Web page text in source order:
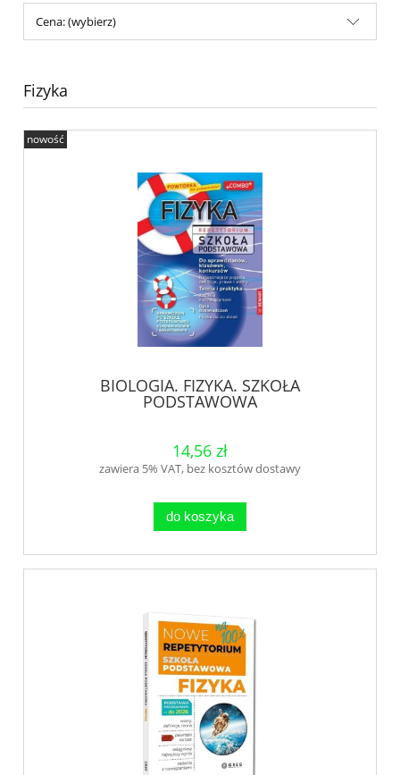
Cena: (wybierz)
Fizyka
BIOLOGIA. FIZYKA. SZKOŁA
PODSTAWOWA
14,56 zł
zawiera 5% VAT, bez kosztów dostawy
do koszyka
nowość